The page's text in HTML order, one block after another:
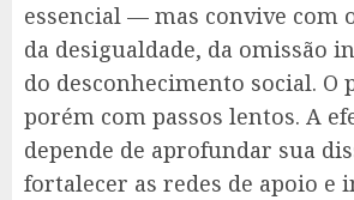
essencial — mas convive com
da desigualdade, da omissão
do desconhecimento social. O
porém com passos lentos. A
depende de aprofundar sua
fortalecer as redes de apoio e